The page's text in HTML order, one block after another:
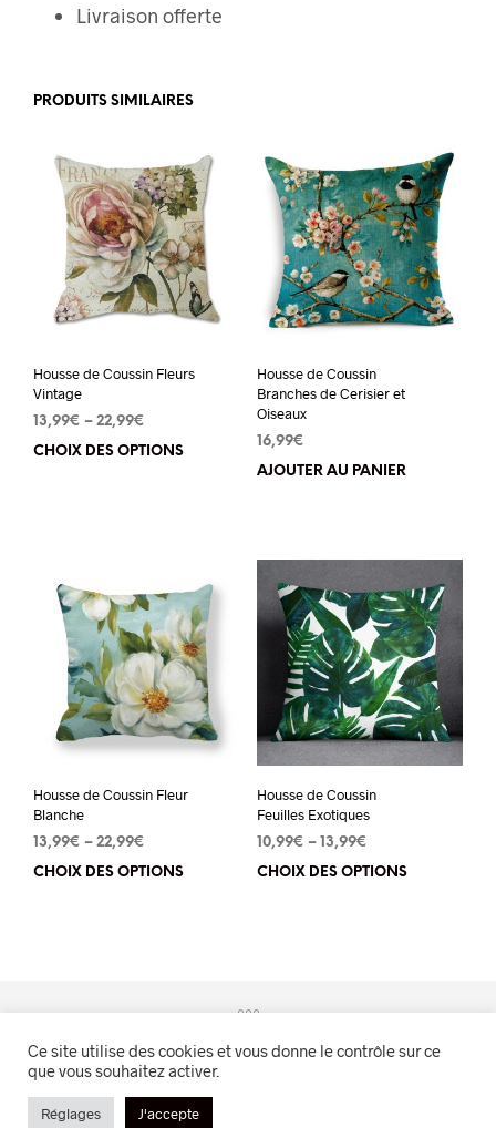
Livraison offerte
PRODUITS SIMILAIRES
Housse de Coussin Fleurs
Vintage
13,99€ – 22,99€
CHOIX DES OPTIONS
variations.
Les
options
peuvent
choisies
sur
page
du
produit
Housse de Coussin
Branches de Cerisier et
Oiseaux
16,99€
AJOUTER AU PANIER
Housse de Coussin Fleur
Blanche
13,99€ – 22,99€
CHOIX DES OPTIONS
Ce
options
Housse de Coussin
Feuilles Exotiques
10,99€ – 13,99€
CHOIX DES OPTIONS
Ce site utilise des cookies et vous donne le contrôle sur ce
que vous souhaitez activer.
Réglages J'accepte